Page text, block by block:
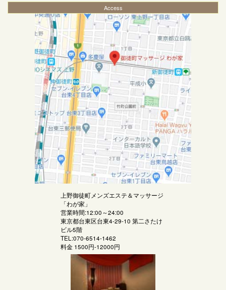
Access
上野御徒町メンズエステ＆マッサージ
「わが家 」
営業時間:12:00～24:00
東京都台東区台東4-29-10 第二さたけ
ビル5階
TEL:070-6514-1462
料金 1500円-12000円